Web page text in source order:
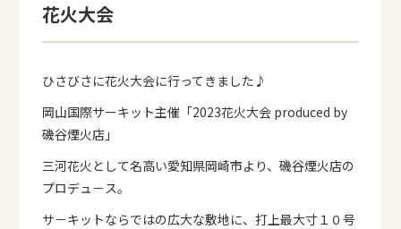
花火大会
ひさびさに花火大会に行ってきました♪
岡山国際サーキット主催「2023花火大会 produced by
磯谷煙火店」
三河花火として名高い愛知県岡崎市より、磯谷煙火店の
プロデュ－ス。
サ－キットならではの広大な敷地に、打上最大寸１０号